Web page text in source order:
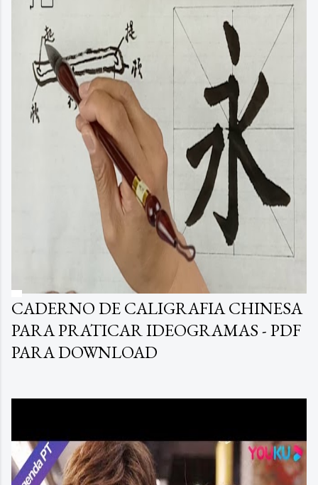
CADERNO DE CALIGRAFIA CHINESA
PARA PRATICAR IDEOGRAMAS - PDF
PARA DOWNLOAD